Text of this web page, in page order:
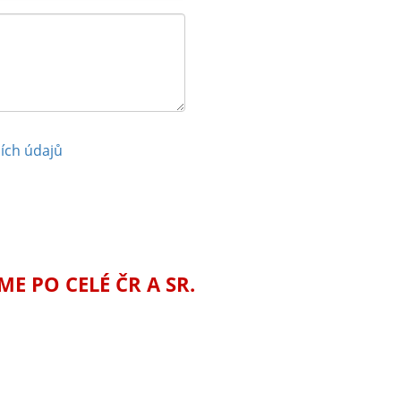
údajů
PO CELÉ ČR A SR.